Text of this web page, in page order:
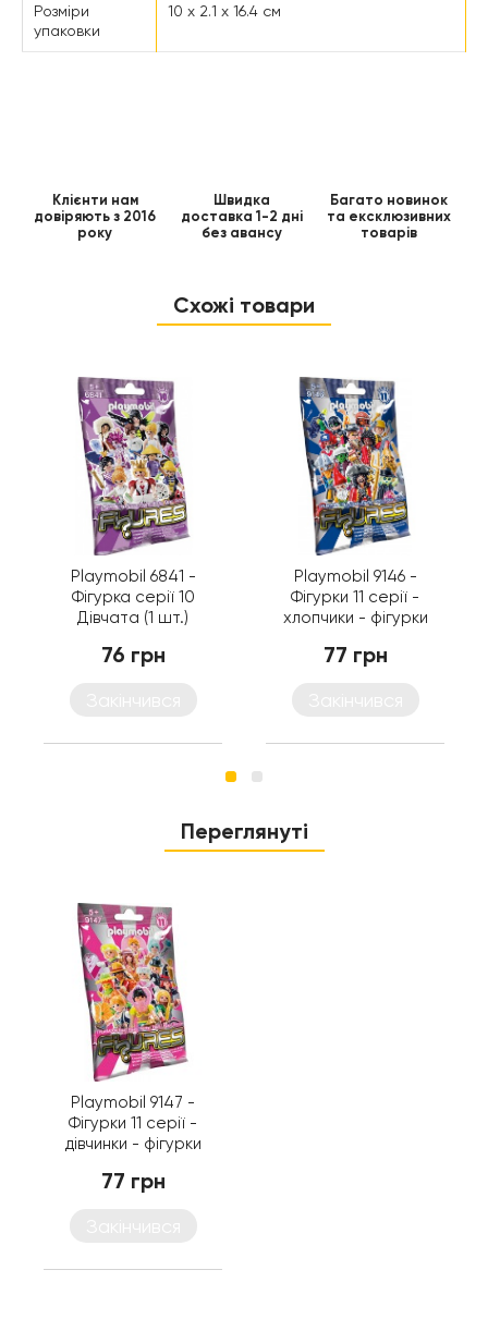
Розміри
упаковки
10 x 2.1 x 16.4 см
Клієнти нам
довіряють з 2016
року
Швидка
доставка 1-2 дні
без авансу
Багато новинок
та ексклюзивних
товарів
Схожі товари
Playmobil 6841 -
Фігурка серії 10
Дівчата (1 шт.)
76 грн
Playmobil 9146 -
Фігурки 11 серії -
хлопчики - фігурки
77 грн
Переглянуті
Playmobil 9147 -
Фігурки 11 серії -
дівчинки - фігурки
77 грн